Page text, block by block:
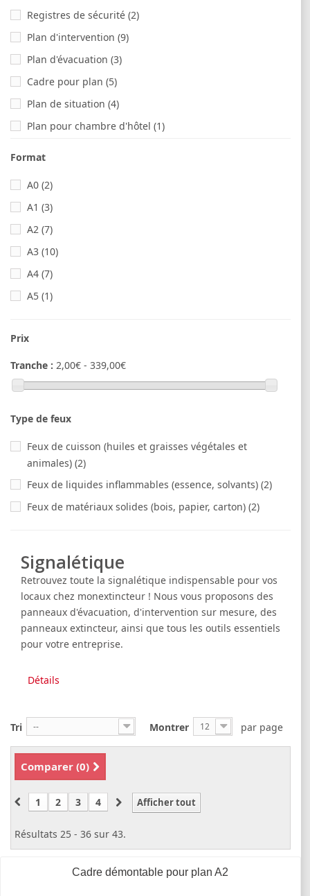
Registres de sécurité (2)
Plan d'intervention (9)
Plan d'évacuation (3)
Cadre pour plan (5)
Plan de situation (4)
Plan pour chambre d'hôtel (1)
Format
A0 (2)
A1 (3)
A2 (7)
A3 (10)
A4 (7)
A5 (1)
Prix
Tranche : 2,00€ - 339,00€
Type de feux
Feux de cuisson (huiles et graisses végétales et
animales) (2)
Feux de liquides inflammables (essence, solvants) (2)
Feux de matériaux solides (bois, papier, carton) (2)
Signalétique
Retrouvez toute la signalétique indispensable pour vos
locaux chez monextincteur ! Nous vous proposons des
panneaux d'évacuation, d'intervention sur mesure, des
panneaux extincteur, ainsi que tous les outils essentiels
pour votre entreprise.
Détails
Tri -- Montrer 12 par page
Comparer (0)
Afficher tout
1 2 3 4
Résultats 25 - 36 sur 43.
Cadre démontable pour plan A2